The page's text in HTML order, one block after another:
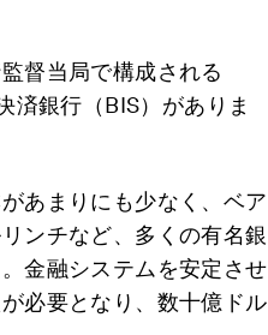
督当局で構成される
済銀行（BIS）がありま
あまりにも少なく、ベア
ンチなど、多くの有名銀
金融システムを安定させ
必要となり、数十億ドル